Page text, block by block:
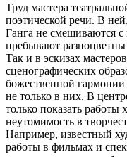
Труд мастера
поэтической речи. В
Ганга не смешиваются
пребывают
Так и в эскизах
сценографических
божественной
не только в них. В
только показать работы
неутомимость в
Например, известный
работы в фильмах и